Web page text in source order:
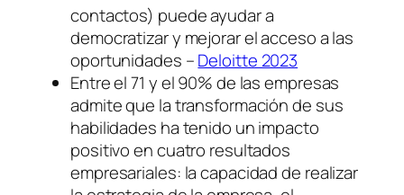
contactos) puede ayudar a
democratizar y mejorar el acceso a las
oportunidades –Deloitte 2023
Entre el 71 y el 90% de las empresas
admite que la transformación de sus
habilidades ha tenido un impacto
positivo en cuatro resultados
empresariales: la capacidad de realizar